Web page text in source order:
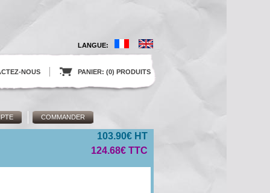
NOUS . PANIER: (0) PRODUITS
LANGUE:
COMMANDER
103.90€ HT
124.68€ TTC